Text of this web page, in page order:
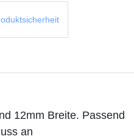
12mm Breite. Passend
an